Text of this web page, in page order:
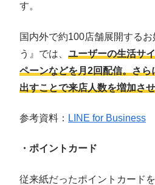
す。
国内外で約100店舗展開する
う』では、 ユーザーの生活サ
ペーンなどを月2回配信。さ
出すことで来店人数を増加さ
参考資料： LINE for Business
・ポイントカード
従来紙だったポイントカード